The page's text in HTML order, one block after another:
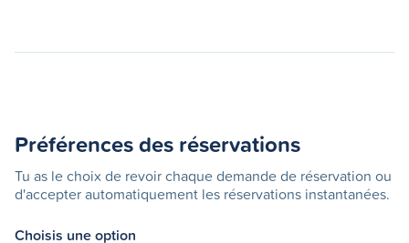
Préférences des réservations
Tu as le choix de revoir chaque demande de réservation ou
d'accepter automatiquement les réservations instantanées.
Choisis une option